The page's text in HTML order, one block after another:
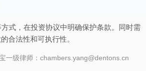
式，在投资协议中明确保护条款。同时需
合法性和可执行性。
一级律师：chambers.yang@dentons.cn